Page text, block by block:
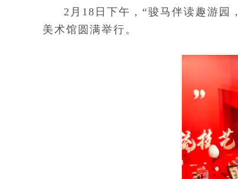
2月18日下午，“骏马伴读趣游园
美术馆圆满举行。